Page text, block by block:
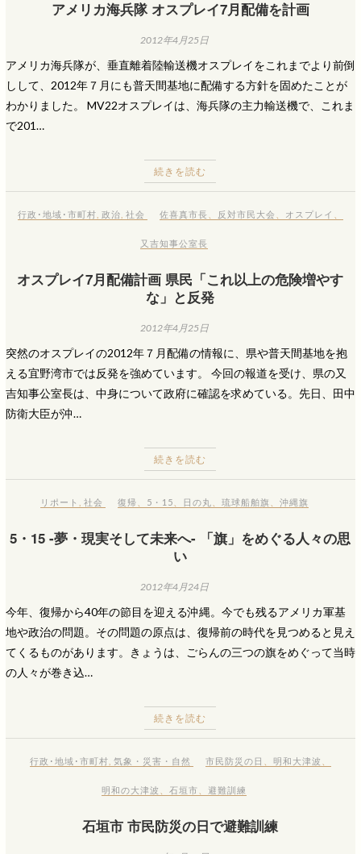
アメリカ海兵隊 オスプレイ7月配備を計画
2012年4月25日
アメリカ海兵隊が、垂直離着陸輸送機オスプレイをこれまでより前倒
しして、2012年７月にも普天間基地に配備する方針を固めたことが
わかりました。 MV22オスプレイは、海兵隊の主力輸送機で、これま
で201…
続きを読む
行政･地域･市町村 政治 社会 佐喜真市長 反対市民大会 オスプレイ
又吉知事公室長
オスプレイ7月配備計画 県民「これ以上の危険増やす
な」と反発
2012年4月25日
突然のオスプレイの2012年７月配備の情報に、県や普天間基地を抱
える宜野湾市では反発を強めています。 今回の報道を受け、県の又
吉知事公室長は、中身について政府に確認を求めている。先日、田中
防衛大臣が沖…
続きを読む
リポート 社会 復帰 5・15 日の丸 琉球船舶旗 沖縄旗
5・15 -夢・現実そして未来へ- 「旗」をめぐる人々の思
い
2012年4月24日
今年、復帰から40年の節目を迎える沖縄。今でも残るアメリカ軍基
地や政治の問題。その問題の原点は、復帰前の時代を見つめると見え
てくるものがあります。きょうは、ごらんの三つの旗をめぐって当時
の人々が巻き込…
続きを読む
行政･地域･市町村 気象・災害・自然 市民防災の日 明和大津波
明和の大津波 、石垣市 、避難訓練
石垣市 市民防災の日で避難訓練